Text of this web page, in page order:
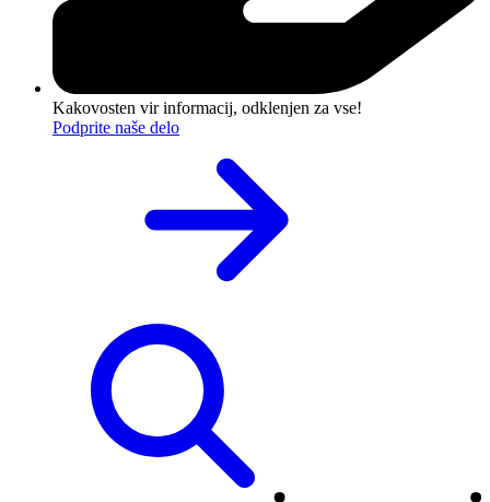
Kakovosten vir informacij, odklenjen za vse!
Podprite naše delo